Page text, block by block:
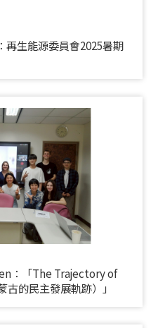
再生能源委員會2025暑期
：「The Trajectory of
的民主發展軌跡）」